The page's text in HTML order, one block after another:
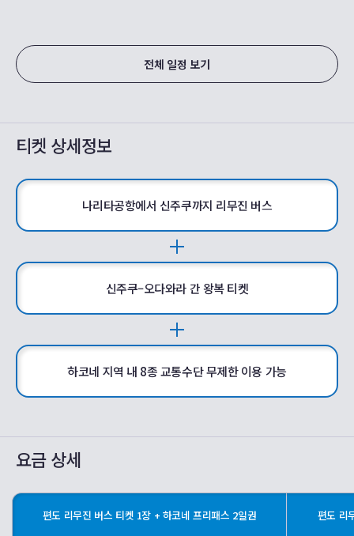
전체 일정 보기
티켓 상세정보
나리타공항에서 신주쿠까지 리무진 버스
신주쿠–오다와라 간 왕복 티켓
하코네 지역 내 8종 교통수단 무제한 이용 가능
요금 상세
편도 리무진 버스 티켓 1장 + 하코네 프리패스 2일권 편도 리